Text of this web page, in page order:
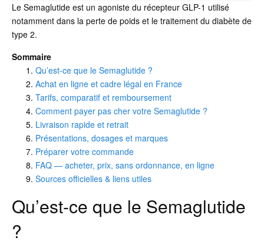
Le Semaglutide est un agoniste du récepteur GLP-1 utilisé
notamment dans la perte de poids et le traitement du diabète de
type 2.
Sommaire
Qu’est-ce que le Semaglutide ?
Achat en ligne et cadre légal en France
Tarifs, comparatif et remboursement
Comment payer pas cher votre Semaglutide ?
Livraison rapide et retrait
Présentations, dosages et marques
Préparer votre commande
FAQ — acheter, prix, sans ordonnance, en ligne
Sources officielles & liens utiles
Qu’est-ce que le Semaglutide
?